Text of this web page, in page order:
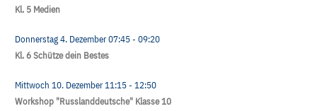
Kl. 5 Medien
Donnerstag 4. Dezember07:45- 09:20
Kl. 6 Schütze dein Bestes
Mittwoch 10. Dezember11:15- 12:50
Workshop "Russlanddeutsche" Klasse 10